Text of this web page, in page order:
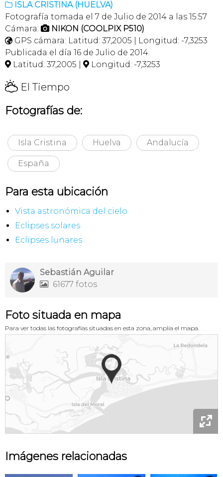
 ISLA CRISTINA (HUELVA)
Fotografía tomada el 7 de Julio de 2014 a las 15:57
Cámara:  NIKON (COOLPIX P510)
 GPS cámara: Latitud: 37,2005 | Longitud: -7,3253
Publicada el día 16 de Julio de 2014.
 Latitud: 37,2005 |  Longitud: -7,3253
H El Tiempo
Fotografías de:
Isla Cristina Huelva Andalucía
España
Para esta ubicación
Vista astronómica del cielo
Eclipses solares
Eclipses lunares
Sebastián Aguilar
 61677 fotos
Foto situada en mapa
Para ver todas las fotografías situadas en esta zona, amplía el mapa.

Imágenes relacionadas